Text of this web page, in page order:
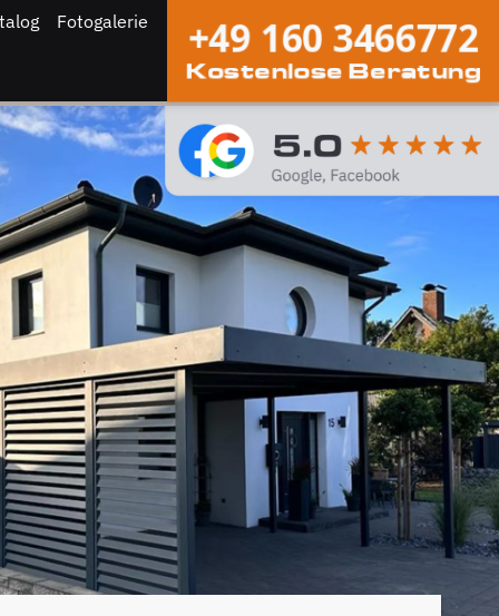
Fotogalerie
+49 160 3466772
Kostenlose Beratung